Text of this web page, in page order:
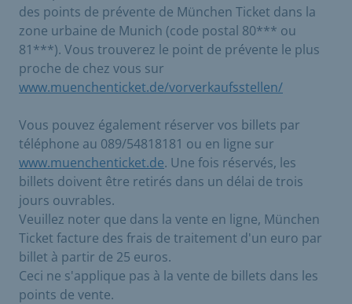
des points de prévente de München Ticket dans la
zone urbaine de Munich (code postal 80*** ou
81***). Vous trouverez le point de prévente le plus
proche de chez vous sur
www.muenchenticket.de/vorverkaufsstellen/
Vous pouvez également réserver vos billets par
téléphone au 089/54818181 ou en ligne sur
www.muenchenticket.de. Une fois réservés, les
billets doivent être retirés dans un délai de trois
jours ouvrables.
Veuillez noter que dans la vente en ligne, München
Ticket facture des frais de traitement d'un euro par
billet à partir de 25 euros.
Ceci ne s'applique pas à la vente de billets dans les
points de vente.